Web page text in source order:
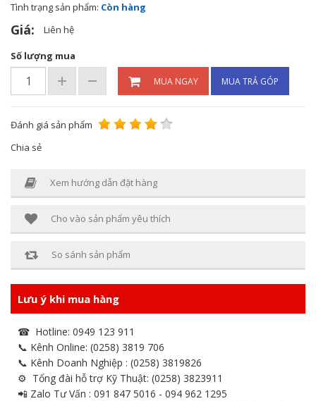
Tình trạng sản phẩm: Còn hàng
Giá: Liên hệ
Số lượng mua
MUA NGAY MUA TRẢ GÓP
Đánh giá sản phẩm
Chia sẻ
Xem hướng dẫn đặt hàng
Cho vào sản phẩm yêu thích
So sánh sản phẩm
Lưu ý khi mua hàng
☎ Hotline: 0949 123 911
📞 Kênh Online: (0258) 3819 706
📞 Kênh Doanh Nghiệp : (0258) 3819826
⚙ Tổng đài hỗ trợ Kỹ Thuật: (0258) 3823911
📲 Zalo Tư Vấn : 091 847 5016 - 094 962 1295